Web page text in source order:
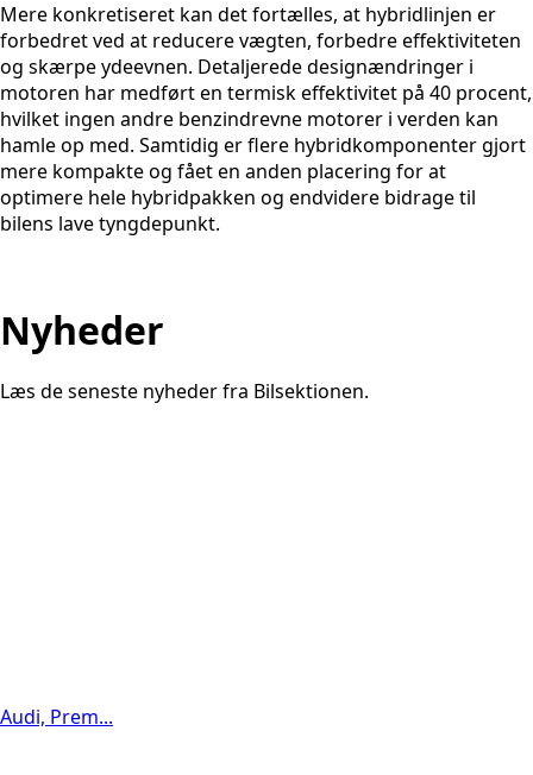
Mere konkretiseret kan det fortælles, at hybridlinjen er
forbedret ved at reducere vægten, forbedre effektiviteten
og skærpe ydeevnen. Detaljerede designændringer i
motoren har medført en termisk effektivitet på 40 procent,
hvilket ingen andre benzindrevne motorer i verden kan
hamle op med. Samtidig er flere hybridkomponenter gjort
mere kompakte og fået en anden placering for at
optimere hele hybridpakken og endvidere bidrage til
bilens lave tyngdepunkt.
Nyheder
Læs de seneste nyheder fra Bilsektionen.
Audi, Prem...